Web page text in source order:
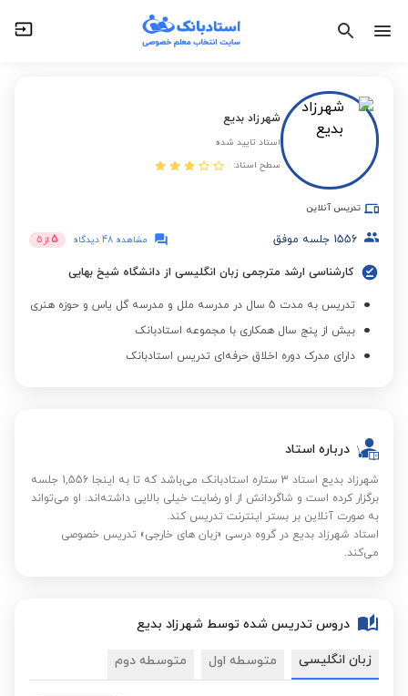
شهرزاد بدیع
استاد تایید شده
سطح استاد:
تدریس آنلاین
1556 جلسه موفق مشاهده 48 دیدگاه 5 از 5
کارشناسی ارشد مترجمی زبان انگلیسی از دانشگاه شیخ بهایی
تدریس به مدت 5 سال در مدرسه ملل و مدرسه گل یاس و حوزه هنری
بیش از پنج سال همکاری با مجموعه استادبانک
دارای مدرک دوره اخلاق حرفه‌ای تدریس استادبانک
درباره استاد
شهرزاد بدیع استاد 3 ستاره استادبانک می‌باشد که تا به اینجا 1,556 جلسه
برگزار کرده است و شاگردانش از او رضایت خیلی بالایی داشته‌اند. او می‌تواند
به صورت آنلاین بر بستر اینترنت تدریس کند.
استاد شهرزاد بدیع در گروه درسی «زبان های خارجی» تدریس خصوصی
می‌کند.
دروس تدریس شده توسط شهرزاد بدیع
زبان انگلیسی متوسطه اول متوسطه دوم